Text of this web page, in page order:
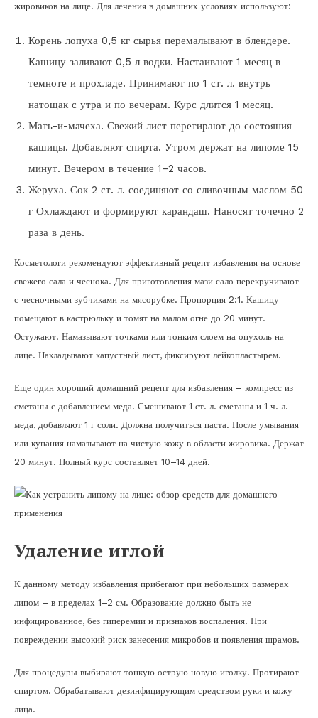
жировиков на лице. Для лечения в домашних условиях используют:
Корень лопуха 0,5 кг сырья перемалывают в блендере.
Кашицу заливают 0,5 л водки. Настаивают 1 месяц в
темноте и прохладе. Принимают по 1 ст. л. внутрь
натощак с утра и по вечерам. Курс длится 1 месяц.
Мать-и-мачеха. Свежий лист перетирают до состояния
кашицы. Добавляют спирта. Утром держат на липоме 15
минут. Вечером в течение 1–2 часов.
Жеруха. Сок 2 ст. л. соединяют со сливочным маслом 50
г Охлаждают и формируют карандаш. Наносят точечно 2
раза в день.
Косметологи рекомендуют эффективный рецепт избавления на основе
свежего сала и чеснока. Для приготовления мази сало перекручивают
с чесночными зубчиками на мясорубке. Пропорция 2:1. Кашицу
помещают в кастрюльку и томят на малом огне до 20 минут.
Остужают. Намазывают точками или тонким слоем на опухоль на
лице. Накладывают капустный лист, фиксируют лейкопластырем.
Еще один хороший домашний рецепт для избавления – компресс из
сметаны с добавлением меда. Смешивают 1 ст. л. сметаны и 1 ч. л.
меда, добавляют 1 г соли. Должна получиться паста. После умывания
или купания намазывают на чистую кожу в области жировика. Держат
20 минут. Полный курс составляет 10–14 дней.
Удаление иглой
К данному методу избавления прибегают при небольших размерах
липом – в пределах 1–2 см. Образование должно быть не
инфицированное, без гиперемии и признаков воспаления. При
повреждении высокий риск занесения микробов и появления шрамов.
Для процедуры выбирают тонкую острую новую иголку. Протирают
спиртом. Обрабатывают дезинфицирующим средством руки и кожу
лица.